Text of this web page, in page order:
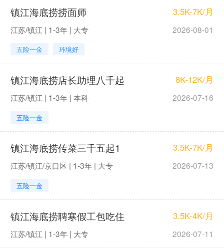
镇江海底捞捞面师 3.5K-7K/月
江苏/镇江 | 1-3年 | 大专 2026-08-01
五险一金 环境好
镇江海底捞店长助理八千起 8K-12K/月
江苏/镇江 | 1-3年 | 本科 2026-07-16
五险一金
镇江海底捞传菜三千五起1 3.5K-7K/月
江苏/镇江/京口区 | 1-3年 | 大专 2026-07-13
五险一金
镇江海底捞聘寒假工包吃住 3.5K-4K/月
江苏/镇江 | 1-3年 | 大专 2026-07-11